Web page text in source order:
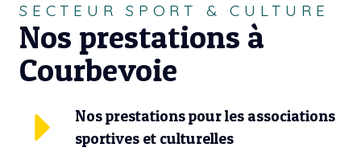
SECTEUR SPORT & CULTURE
Nos prestations à
Courbevoie
Nos prestations pour les associations
sportives et culturelles